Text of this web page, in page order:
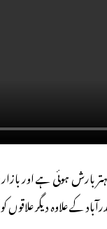
بارش ہوئی ہے اور
کے علاوہ دیگر